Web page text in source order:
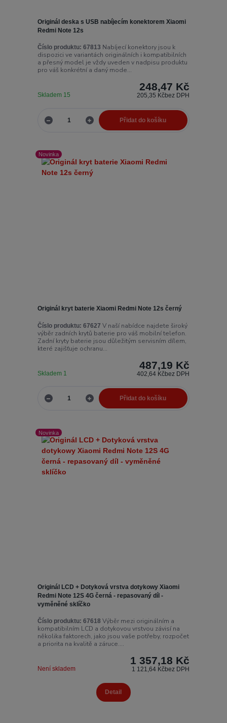
Originál deska s USB nabíjecím konektorem Xiaomi
Redmi Note 12s
Číslo produktu: 67813 Nabíjecí konektory jsou k
dispozici ve variantách originálních i kompatibilních
a přesný model je vždy uveden v nadpisu produktu
pro váš konkrétní a daný mode...
248,47 Kč
205,35 Kčbez DPH
Skladem 15
Přidat do košíku
Novinka
Originál kryt baterie Xiaomi Redmi Note 12s černý
Číslo produktu: 67627 V naší nabídce najdete široký
výběr zadních krytů baterie pro váš mobilní telefon.
Zadní kryty baterie jsou důležitým servisním dílem,
které zajišťuje ochranu...
487,19 Kč
402,64 Kčbez DPH
Skladem 1
Přidat do košíku
Novinka
Originál LCD + Dotyková vrstva dotykowy Xiaomi
Redmi Note 12S 4G černá - repasovaný díl -
vyměněné sklíčko
Číslo produktu: 67618 Výběr mezi originálním a
kompatibilním LCD a dotykovou vrstvou závisí na
několika faktorech, jako jsou vaše potřeby, rozpočet
a priorita na kvalitě a záruce....
1 357,18 Kč
1 121,64 Kčbez DPH
Není skladem
Detail